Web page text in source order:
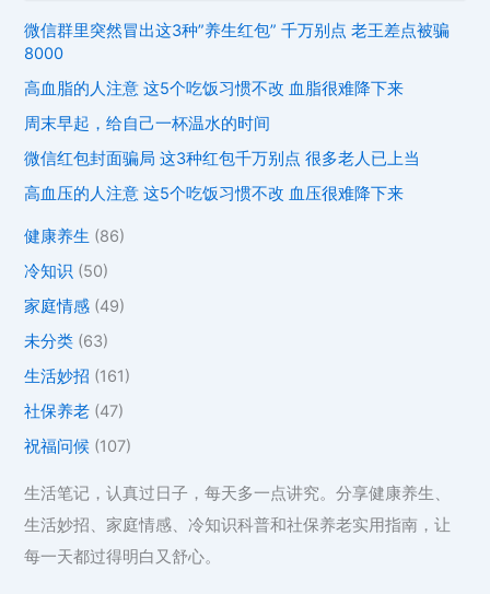
微信群里突然冒出这3种”养生红包” 千万别点 老王差点被骗
8000
高血脂的人注意 这5个吃饭习惯不改 血脂很难降下来
周末早起，给自己一杯温水的时间
微信红包封面骗局 这3种红包千万别点 很多老人已上当
高血压的人注意 这5个吃饭习惯不改 血压很难降下来
健康养生 (86)
冷知识 (50)
家庭情感 (49)
未分类 (63)
生活妙招 (161)
社保养老 (47)
祝福问候 (107)
生活笔记，认真过日子，每天多一点讲究。分享健康养生、
生活妙招、家庭情感、冷知识科普和社保养老实用指南，让
每一天都过得明白又舒心。